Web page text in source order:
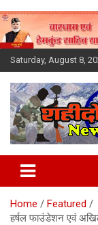
Skip
to
content
Saturday, August 8,
Latest
News,
Hindi
Home
Featured
हर्षल फाउंडेशन एवं